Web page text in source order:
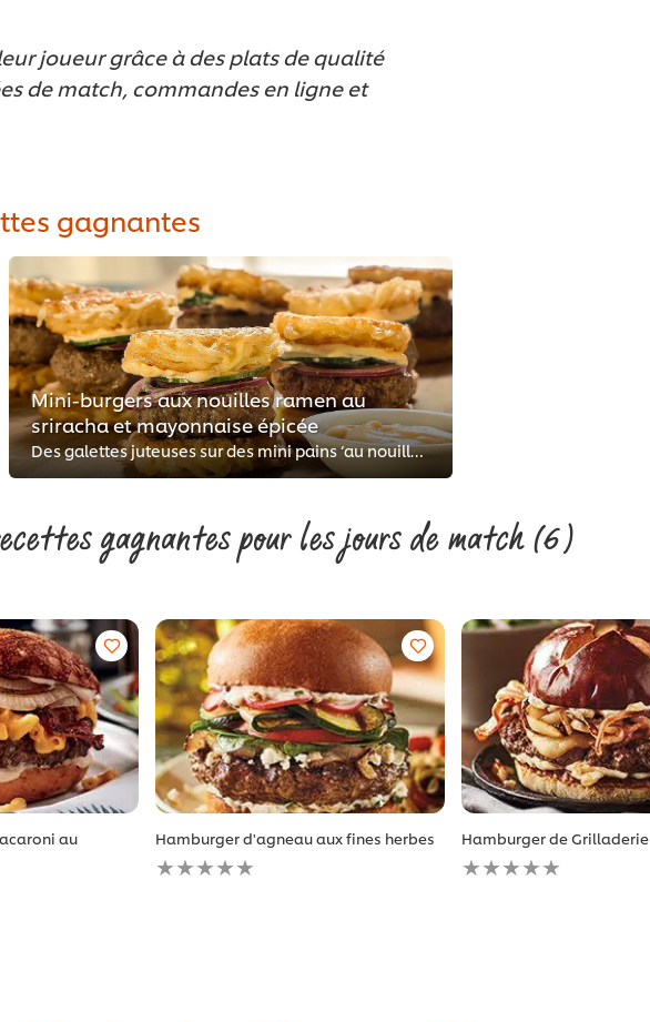
joueur grâce à des plats de qualité
de match, commandes en ligne et
gagnantes
Mini-burgers aux nouilles ramen au
sriracha et mayonnaise épicée
Des galettes juteuses sur des mini pains ‘au nouilles ramen’, imprégnées de la Sauce Sriracha de TABASCO® et garnies de concomb...
gagnantes pour les jours de match(6)
au
Hamburger d'agneau aux fines herbes
Aucune
évaluation
Hamburger de Grilladerie
Aucune
évaluation